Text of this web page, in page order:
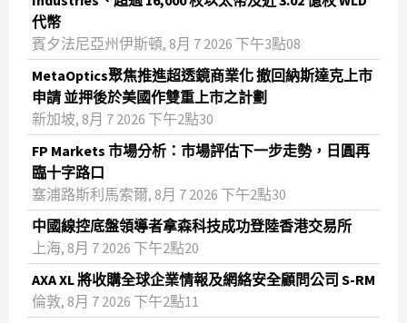
代幣
賓夕法尼亞州伊斯頓, 8月 7 2026 下午3點08
MetaOptics聚焦推進超透鏡商業化 撤回納斯達克上市
申請 並押後於美國作雙重上市之計劃
新加坡, 8月 7 2026 下午2點30
FP Markets 市場分析：市場評估下一步走勢，日圓再
臨十字路口
塞浦路斯利馬索爾, 8月 7 2026 下午2點30
中國線控底盤領導者拿森科技成功登陸香港交易所
上海, 8月 7 2026 下午2點20
AXA XL 將收購全球企業情報及網絡安全顧問公司 S-RM
倫敦, 8月 7 2026 下午2點11